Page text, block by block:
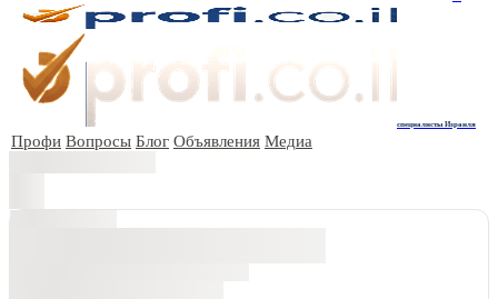
специалисты Израиля
Профи Вопросы Блог Объявления Медиа